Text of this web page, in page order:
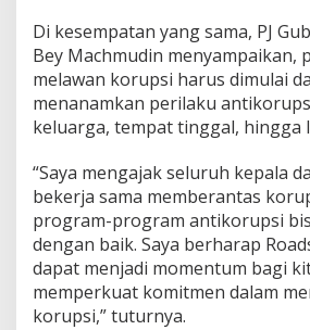
Di kesempatan yang sama, PJ
Bey Machmudin menyampaikan,
melawan korupsi harus dimulai
menanamkan perilaku
keluarga, tempat tinggal, hingga
“Saya mengajak seluruh kepala
bekerja sama memberantas
program-program antikorupsi
dengan baik. Saya berharap
dapat menjadi momentum bagi
memperkuat komitmen dalam
korupsi,” tuturnya.